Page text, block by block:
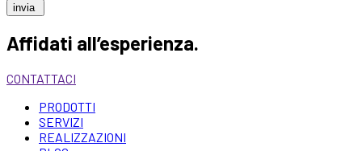
invia
Affidati all’esperienza.
CONTATTACI
PRODOTTI
SERVIZI
REALIZZAZIONI